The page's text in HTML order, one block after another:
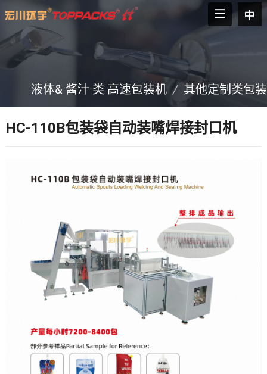
液体& 酱汁 类 高速包装机 / 其他定制类包
HC-110B包装袋自动装嘴焊接封口机